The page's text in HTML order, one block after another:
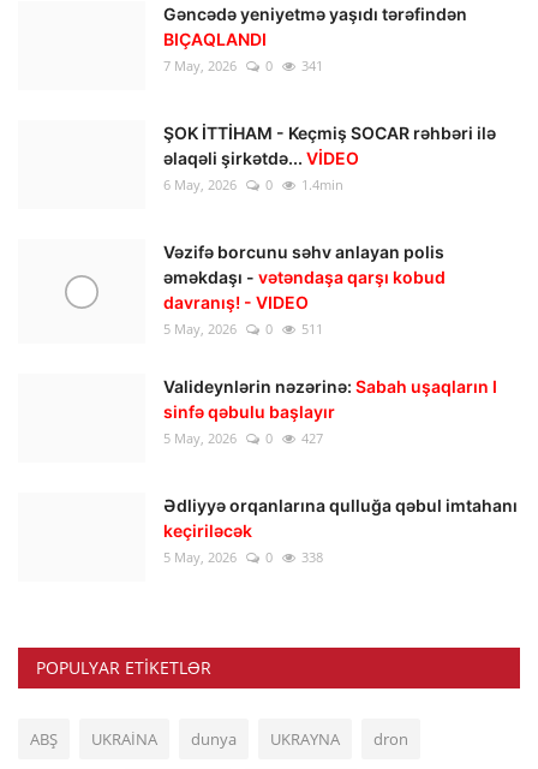
Gəncədə yeniyetmə yaşıdı tərəfindən
BIÇAQLANDI
7 May, 2026 0 341
ŞOK İTTİHAM - Keçmiş SOCAR rəhbəri ilə
əlaqəli şirkətdə... VİDEO
6 May, 2026 0 1.4min
Vəzifə borcunu səhv anlayan polis
əməkdaşı - vətəndaşa qarşı kobud
davranış! - VIDEO
5 May, 2026 0 511
Valideynlərin nəzərinə: Sabah uşaqların I
sinfə qəbulu başlayır
5 May, 2026 0 427
Ədliyyə orqanlarına qulluğa qəbul imtahanı
keçiriləcək
5 May, 2026 0 338
POPULYAR ETIKETLƏR
ABŞ UKRAİNA dunya UKRAYNA dron